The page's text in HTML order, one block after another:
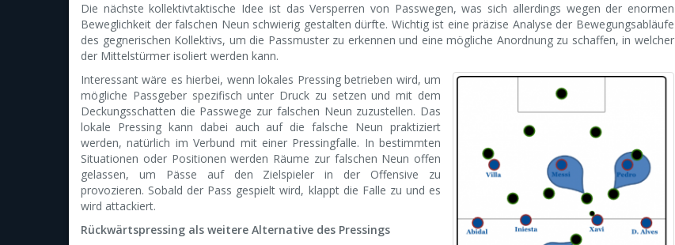
Die nächste kollektivtaktische Idee ist das Versperren von Passwegen, was sich allerdings wegen der enormen
Beweglichkeit der falschen Neun schwierig gestalten dürfte. Wichtig ist eine präzise Analyse der Bewegungsabläufe
des gegnerischen Kollektivs, um die Passmuster zu erkennen und eine mögliche Anordnung zu schaffen, in welcher
der Mittelstürmer isoliert werden kann.
Interessant wäre es hierbei, wenn lokales Pressing betrieben wird, um
mögliche Passgeber spezifisch unter Druck zu setzen und mit dem
Deckungsschatten die Passwege zur falschen Neun zuzustellen. Das
lokale Pressing kann dabei auch auf die falsche Neun praktiziert
werden, natürlich im Verbund mit einer Pressingfalle. In bestimmten
Situationen oder Positionen werden Räume zur falschen Neun offen
gelassen, um Pässe auf den Zielspieler in der Offensive zu
provozieren. Sobald der Pass gespielt wird, klappt die Falle zu und es
wird attackiert.
Rückwärtspressing als weitere Alternative des Pressings